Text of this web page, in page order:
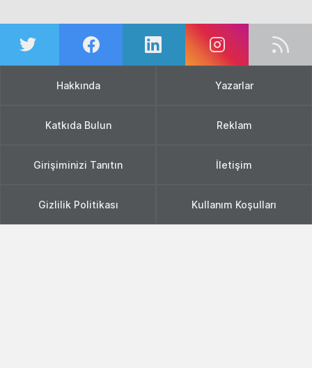
Hakkında Yazarlar
Katkıda Bulun Reklam
Girişiminizi Tanıtın İletişim
Gizlilik Politikası Kullanım Koşulları